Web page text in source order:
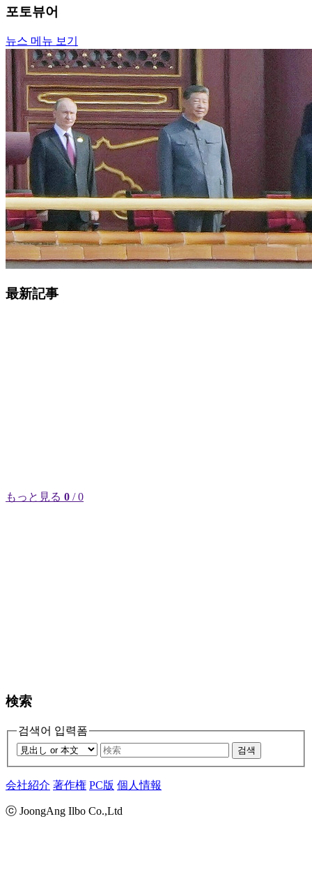
포토뷰어
뉴스 메뉴 보기
最新記事
もっと見る 0 / 0
検索
검색어 입력폼
검색
会社紹介 著作権 PC版 個人情報
ⓒ JoongAng Ilbo Co.,Ltd